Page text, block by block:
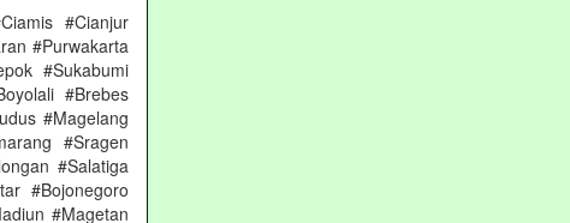
#Cianjur
#Purwakarta
#Sukabumi
#Brebes
#Magelang
#Sragen
#Salatiga
#Bojonegoro
#Magetan